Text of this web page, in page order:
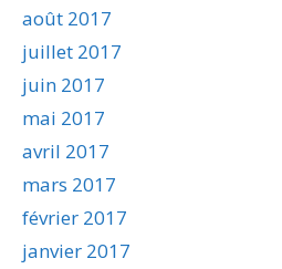
août 2017
juillet 2017
juin 2017
mai 2017
avril 2017
mars 2017
février 2017
janvier 2017